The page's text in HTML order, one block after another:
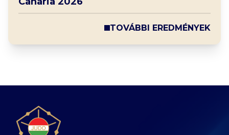
TOVÁBBI EREDMÉNYEK